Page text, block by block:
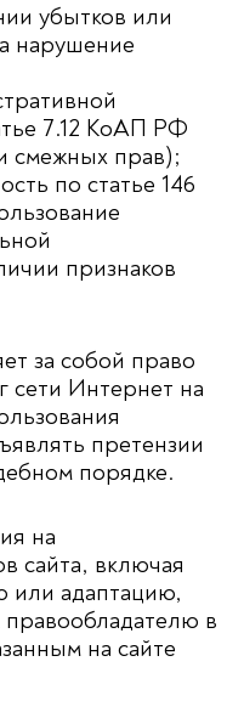
убытков или
нарушение
7.12 КоАП РФ
смежных прав);
по статье 146
признаков
за собой право
сети Интернет на
претензии
порядке.
на
сайта, включая
или адаптацию,
в
на сайте